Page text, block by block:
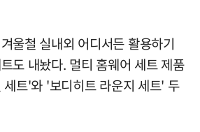
울철 실내외 어디서든 활용하기
도 내놨다. 멀티 홈웨어 세트 제품
트'와 '보디히트 라운지 세트' 두